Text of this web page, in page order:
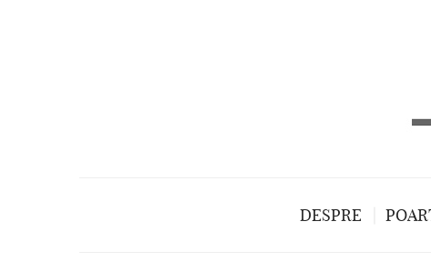
DESPRE